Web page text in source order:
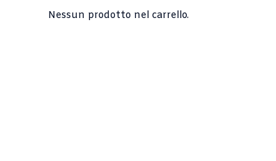
Nessun prodotto nel carrello.